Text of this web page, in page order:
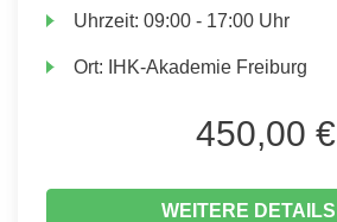
Uhrzeit:09:00 - 17:00 Uhr
Ort: IHK-Akademie Freiburg
450,00 €
WEITERE DETAILS